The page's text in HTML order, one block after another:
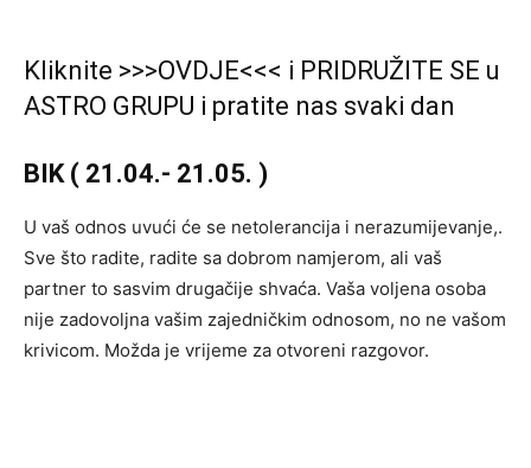
Kliknite >>>OVDJE<<< i PRIDRUŽITE SE u
ASTRO GRUPU i pratite nas svaki dan
BIK ( 21.04.- 21.05. )
U vaš odnos uvući će se netolerancija i nerazumijevanje,.
Sve što radite, radite sa dobrom namjerom, ali vaš
partner to sasvim drugačije shvaća. Vaša voljena osoba
nije zadovoljna vašim zajedničkim odnosom, no ne vašom
krivicom. Možda je vrijeme za otvoreni razgovor.